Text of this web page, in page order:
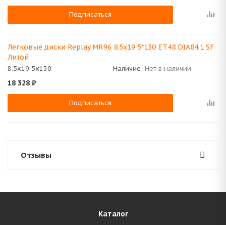
Подписаться
Легковые диски Replay MR96 8.5x19 5*130 ET48 DIA84.1 SF
Литой
8.5x19 5x130 Наличие: Нет в наличии
18 328 ₽
Подписаться
Отзывы
Каталог